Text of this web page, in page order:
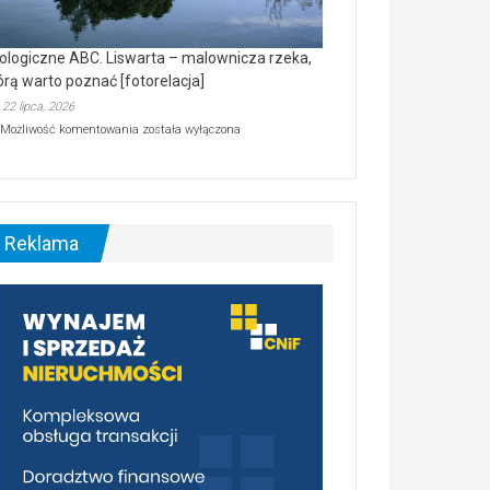
ABC. Liswarta – malownicza rzeka,
warto poznać [fotorelacja]
22 lipca, 2026
Możliwość komentowania Ekologiczne
–
malownicza
[fotorelacja]
została wyłączona
Reklama